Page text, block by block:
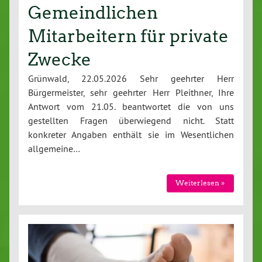
Gemeindlichen
Mitarbeitern für private
Zwecke
Grünwald, 22.05.2026 Sehr geehrter Herr
Bürgermeister, sehr geehrter Herr Pleithner, Ihre
Antwort vom 21.05. beantwortet die von uns
gestellten Fragen überwiegend nicht. Statt
konkreter Angaben enthält sie im Wesentlichen
allgemeine…
Weiterlesen »